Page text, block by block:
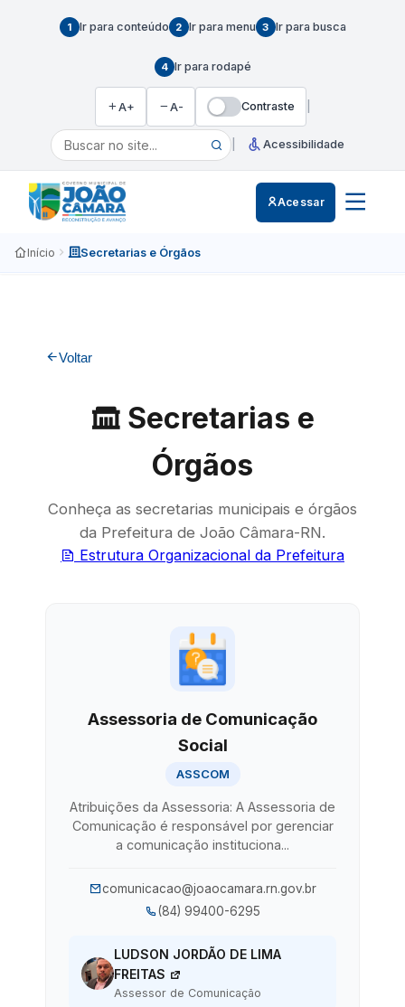
1 Ir para conteúdo 2 Ir para menu 3 Ir para busca
4 Ir para rodapé
A+ A- Contraste
| Acessibilidade
Acessar
Início Secretarias e Órgãos
Voltar
Secretarias e
Órgãos
Conheça as secretarias municipais e órgãos
da Prefeitura de João Câmara-RN.
Estrutura Organizacional da Prefeitura
Assessoria de Comunicação
Social
ASSCOM
Atribuições da Assessoria: A Assessoria de
Comunicação é responsável por gerenciar
a comunicação instituciona...
comunicacao@joaocamara.rn.gov.br
(84) 99400-6295
LUDSON JORDÃO DE LIMA
FREITAS
Assessor de Comunicação